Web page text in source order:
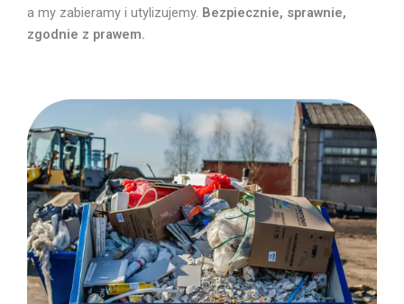
a my zabieramy i utylizujemy. Bezpiecznie, sprawnie,
zgodnie z prawem.